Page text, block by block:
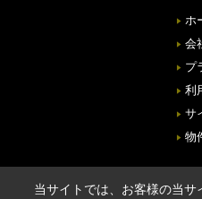
ホ
会
プ
利
サ
物
当サイトでは、お客様の当